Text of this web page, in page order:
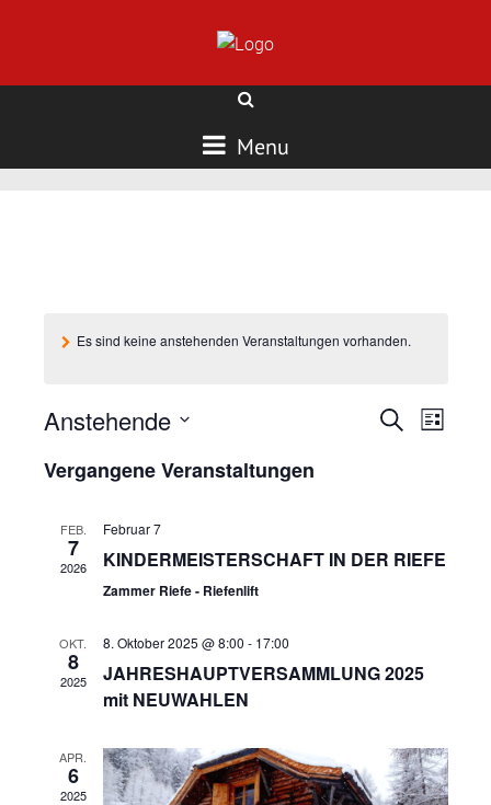
Menu
Es sind keine anstehenden Veranstaltungen vorhanden.
SucheListe
Anstehende
wählen.
Vergangene Veranstaltungen
FEB.
7
2026
Februar 7
KINDERMEISTERSCHAFT IN DER RIEFE
Zammer Riefe - Riefenlift
OKT.
8
2025
8. Oktober 2025 @ 8:00 - 17:00
JAHRESHAUPTVERSAMMLUNG 2025
mit NEUWAHLEN
APR.
6
2025